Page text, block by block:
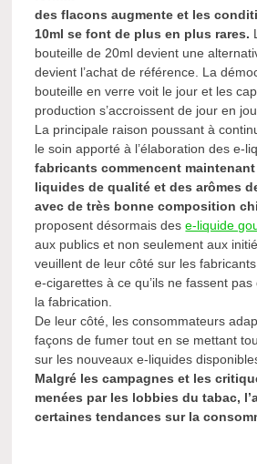
des flacons augmente et les
10ml se font de plus en plus rares.
bouteille de 20ml devient une
devient l’achat de référence. La
bouteille en verre voit le jour et les
production s’accroissent de jour en
La principale raison poussant à
le soin apporté à l’élaboration des e-
fabricants commencent
liquides de qualité et des arômes
avec de très bonne composition
proposent désormais dese-liquide
aux publics et non seulement aux
veuillent de leur côté sur les
e-cigarettes à ce qu’ils ne fassent
la fabrication.
De leur côté, les consommateurs
façons de fumer tout en se mettant
sur les nouveaux e-liquides
Malgré les campagnes et les
menées par les lobbies du tabac,
certaines tendances sur la